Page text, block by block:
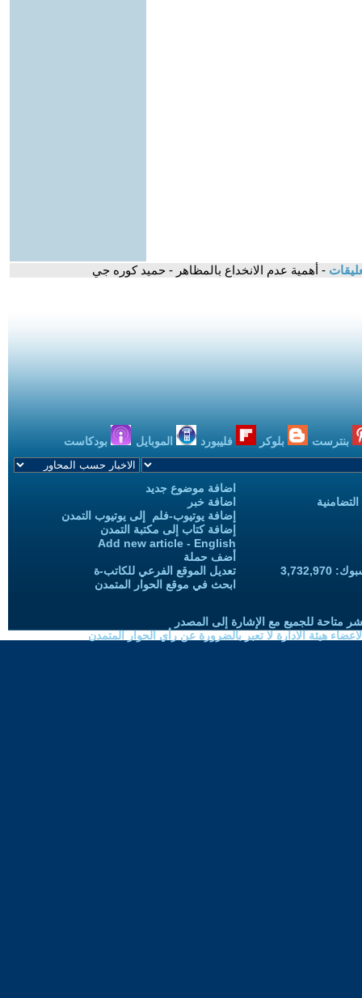
- أهمية عدم الانخداع بالمظاهر - حميد كوره جي
بنترست بلوكر فليبورد الموبايل بودكاست
اضافة موضوع جديد
اضافة خبر
إضافة يوتيوب-فلم إلى يوتيوب التمدن
إضافة كتاب إلى مكتبة التمدن
Add new article - English
أضف حملة
تعديل الموقع الفرعي للكاتب-ة
ابحث في موقع الحوار المتمدن
متاحة للجميع مع الإشارة إلى المصدر
هيئة الادارة لا تعبر بالضرورة عن رأي الحوار المتمدن